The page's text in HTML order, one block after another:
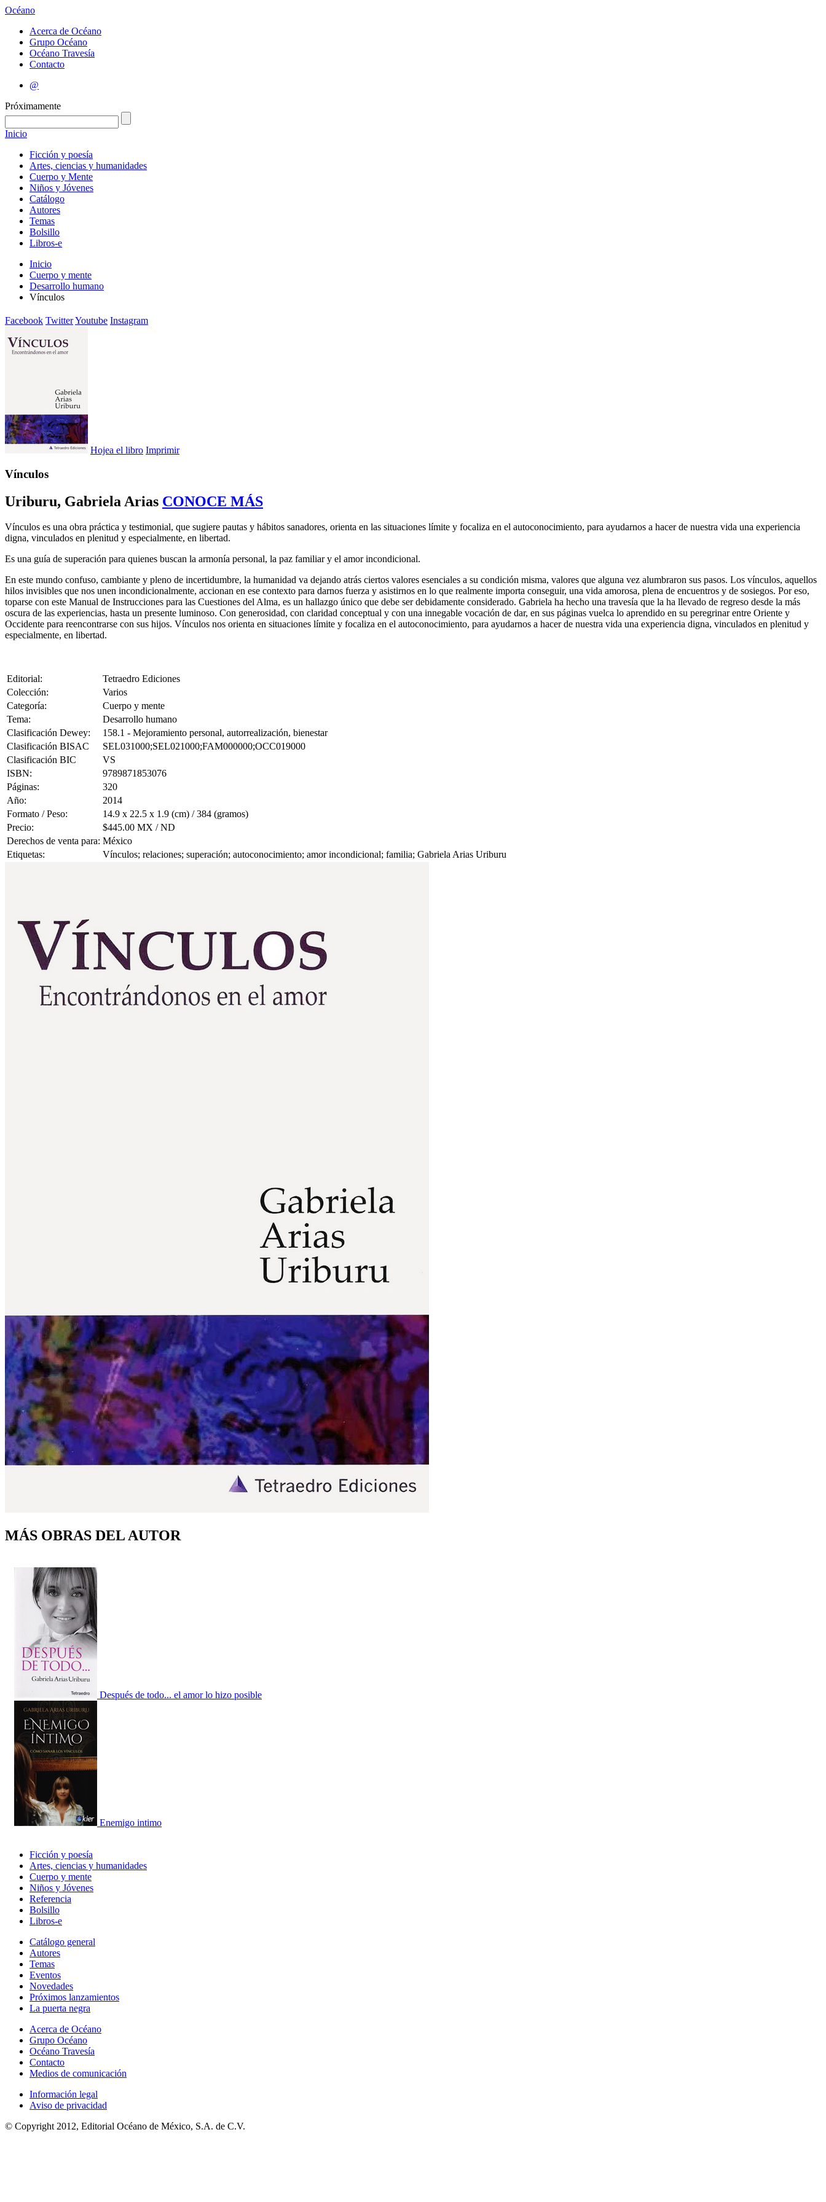
Océano
Acerca de Océano
Grupo Océano
Océano Travesía
Contacto
@
Próximamente
Inicio
Ficción y poesía
Artes, ciencias y humanidades
Cuerpo y Mente
Niños y Jóvenes
Catálogo
Autores
Temas
Bolsillo
Libros-e
Inicio
Cuerpo y mente
Desarrollo humano
Vínculos
Facebook TwitterYoutube Instagram
Hojea el libro Imprimir
Vínculos
Uriburu, Gabriela Arias CONOCE MÁS
Vínculos es una obra práctica y testimonial, que sugiere pautas y hábitos sanadores, orienta en las situaciones límite y focaliza en el autoconocimiento, para ayudarnos a hacer de nuestra vida una experiencia
digna, vinculados en plenitud y especialmente, en libertad.
Es una guía de superación para quienes buscan la armonía personal, la paz familiar y el amor incondicional.
En este mundo confuso, cambiante y pleno de incertidumbre, la humanidad va dejando atrás ciertos valores esenciales a su condición misma, valores que alguna vez alumbraron sus pasos. Los vínculos, aquellos
hilos invisibles que nos unen incondicionalmente, accionan en ese contexto para darnos fuerza y asistirnos en lo que realmente importa conseguir, una vida amorosa, plena de encuentros y de sosiegos. Por eso,
toparse con este Manual de Instrucciones para las Cuestiones del Alma, es un hallazgo único que debe ser debidamente considerado. Gabriela ha hecho una travesía que la ha llevado de regreso desde la más
oscura de las experiencias, hasta un presente luminoso. Con generosidad, con claridad conceptual y con una innegable vocación de dar, en sus páginas vuelca lo aprendido en su peregrinar entre Oriente y
Occidente para reencontrarse con sus hijos. Vínculos nos orienta en situaciones límite y focaliza en el autoconocimiento, para ayudarnos a hacer de nuestra vida una experiencia digna, vinculados en plenitud y
especialmente, en libertad.
Editorial:
Tetraedro Ediciones
Colección:
Varios
Categoría:
Cuerpo y mente
Tema:
Desarrollo humano
Clasificación Dewey:
158.1 - Mejoramiento personal, autorrealización, bienestar
Clasificación BISAC
SEL031000;SEL021000;FAM000000;OCC019000
Clasificación BIC
VS
ISBN:
9789871853076
Páginas:
320
Año:
2014
Formato / Peso:
14.9 x 22.5 x 1.9 (cm) / 384 (gramos)
Precio:
$445.00 MX / ND
Derechos de venta para: México
Etiquetas:
Vínculos; relaciones; superación; autoconocimiento; amor incondicional; familia; Gabriela Arias Uriburu
MÁS OBRAS DEL AUTOR
Después de todo... el amor lo hizo posible
Enemigo intimo
Ficción y poesía
Artes, ciencias y humanidades
Cuerpo y mente
Niños y Jóvenes
Referencia
Bolsillo
Libros-e
Catálogo general
Autores
Temas
Eventos
Novedades
Próximos lanzamientos
La puerta negra
Acerca de Océano
Grupo Océano
Océano Travesía
Contacto
Medios de comunicación
Información legal
Aviso de privacidad
© Copyright 2012, Editorial Océano de México, S.A. de C.V.